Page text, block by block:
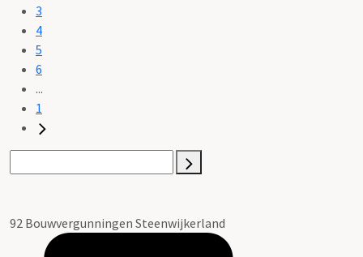
3
4
5
6
...
1
92 Bouwvergunningen Steenwijkerland